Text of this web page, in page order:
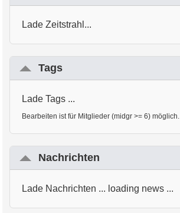
Lade Zeitstrahl...
Tags
Lade Tags ...
Bearbeiten ist für Mitglieder (midgr >= 6) möglich.
Nachrichten
Lade Nachrichten ... loading news ...